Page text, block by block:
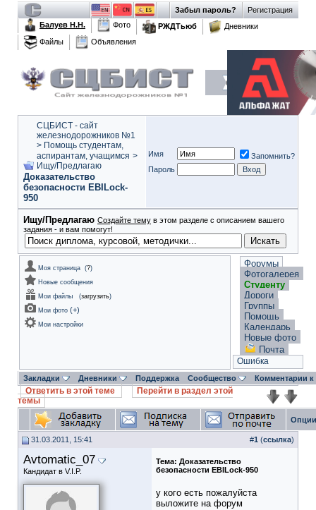
Регистрация
Забыл пароль?
Балуев Н.Н.
Фото РЖДТьюб
Дневники
Файлы
Объявления
СЦБИСТ - сайт
железнодорожников №1
> Помощь студентам,
аспирантам, учащимся >
Ищу/Предлагаю
Доказательство
безопасности EBILock-
950
Имя
Запомнить?
Пароль
Ищу/Предлагаю Создайте тему в этом разделе с описанием вашего
задания - и вам помогут!
Моя страница (?)
Новые сообщения
Мои файлы
(загрузить)
Мои фото (+)
Мои настройки
Форумы
Фотогалерея
Студенту
Дороги
Группы
Помощь
Календарь
Новые фото
Почта
Ошибка
Закладки Дневники Поддержка Сообщество Комментарии
Ответить в этой теме
Перейти в раздел этой
темы
31.03.2011, 15:41 #1 (ссылка)
Avtomatic_07
Кандидат в V.I.P.
Тема: Доказательство
безопасности EBILock-950
у кого есть пожалуйста
выложите на форум